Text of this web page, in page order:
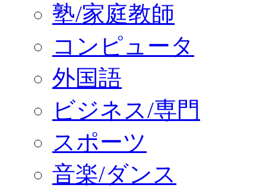
塾/家庭教師
コンピュータ
外国語
ビジネス/専門
スポーツ
音楽/ダンス